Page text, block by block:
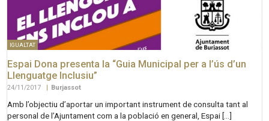
IGUALTAT
Espai Dona presenta la “Guia Municipal per a l’ús d’un
Llenguatge Inclusiu”
24/11/2017 | Burjassot
Amb l’objectiu d’aportar un important instrument de consulta tant al
personal de l’Ajuntament com a la població en general, Espai […]